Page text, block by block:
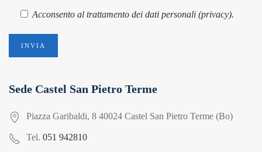
Acconsento al trattamento dei dati personali (privacy).
Sede Castel San Pietro Terme
Piazza Garibaldi, 8 40024 Castel San Pietro Terme (Bo)
Tel. 051 942810